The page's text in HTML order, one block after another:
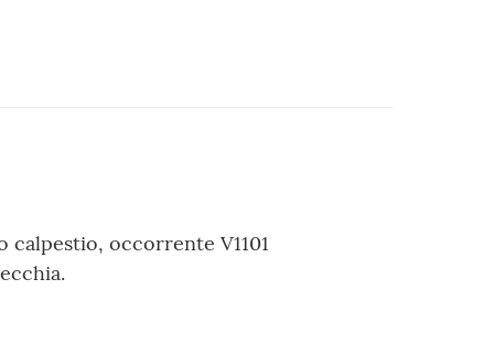
occorrente V1101